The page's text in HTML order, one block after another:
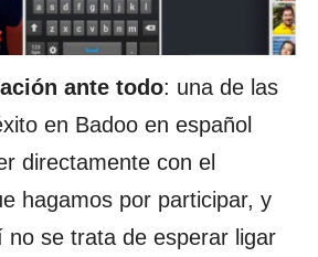
ante todo: una de las
en Badoo en español
directamente con el
hagamos por participar, y
no se trata de esperar ligar